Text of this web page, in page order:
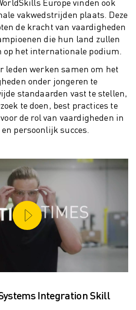
Europe vinden ook
vakwedstrijden plaats. Deze
de kracht van vaardigheden
die hun land zullen
op het internationale podium.
leden werken samen om het
onder jongeren te
standaarden vast te stellen,
te doen, best practices te
de rol van vaardigheden in
persoonlijk succes.
Integration Skill